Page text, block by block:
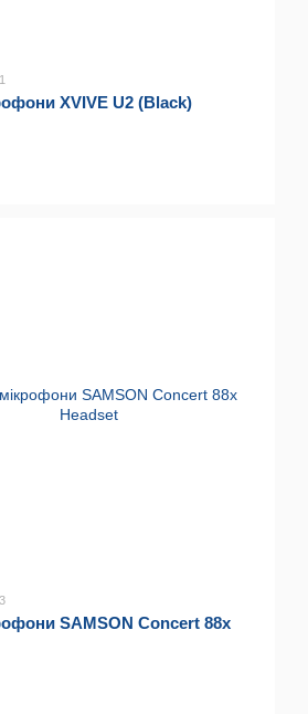
XVIVE U2 (Black)
SAMSON Concert 88x